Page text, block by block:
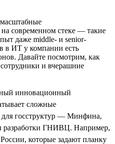
масштабные
современном стеке — такие
даже middle- и senior-
в ИТ у компании есть
Давайте посмотрим, как
и вчерашние
инновационный
сложные
госструктур — Минфина,
ГНИВЦ. Например,
которые задают планку